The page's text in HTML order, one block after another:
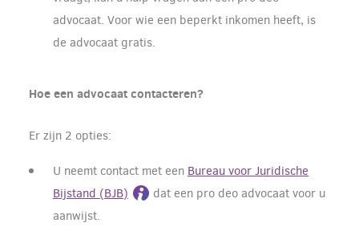
advocaat. Voor wie een beperkt inkomen heeft, is
de advocaat gratis.
Hoe een advocaat contacteren?
Er zijn 2 opties:
U neemt contact met een Bureau voor Juridische
Bijstand (BJB)
dat een pro deo advocaat voor u
aanwijst.